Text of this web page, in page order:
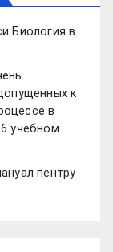
Биология в
к
в
учебном
пентру